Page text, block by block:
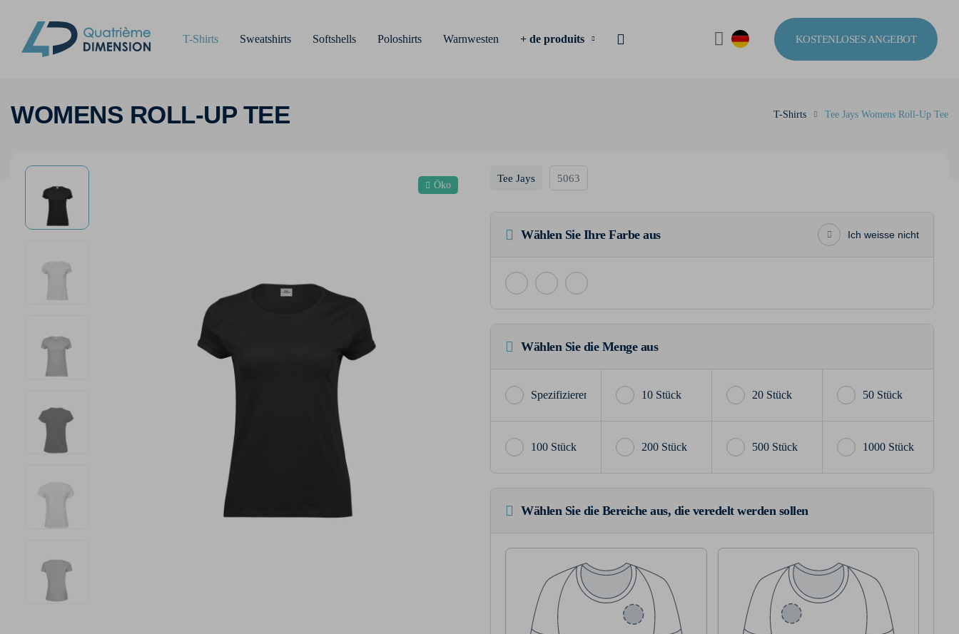
T-Shirts Sweatshirts Softshells Poloshirts Warnwesten + de produits KOSTENLOSES ANGEBOT
WOMENS ROLL-UP TEE T-Shirts Tee Jays Womens Roll-Up Tee
Öko
Tee Jays 5063
Wählen Sie Ihre Farbe aus Ich weisse nicht
Wählen Sie die Menge aus
10 Stück 20 Stück 50 Stück
100 Stück 200 Stück 500 Stück 1000 Stück
Wählen Sie die Bereiche aus, die veredelt werden sollen